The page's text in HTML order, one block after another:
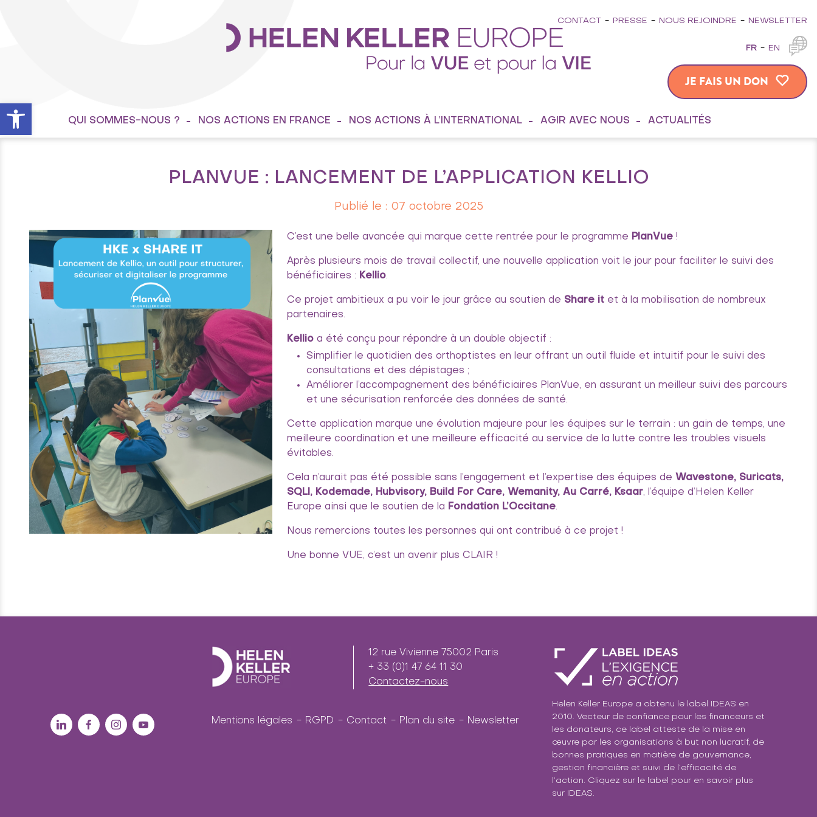
Ouvrir la barre d’outils
CONTACT PRESSE NOUS REJOINDRE NEWSLETTER
FR EN
JE FAIS UN DON
QUI SOMMES-NOUS ? NOS ACTIONS EN FRANCE NOS ACTIONS À L’INTERNATIONAL AGIR AVEC NOUS ACTUALITÉS
PLANVUE : LANCEMENT DE L’APPLICATION KELLIO
Publié le : 07 octobre 2025
C’est une belle avancée qui marque cette rentrée pour le programme PlanVue !
Après plusieurs mois de travail collectif, une nouvelle application voit le jour pour faciliter le suivi des
bénéficiaires : Kellio.
Ce projet ambitieux a pu voir le jour grâce au soutien de Share it et à la mobilisation de nombreux
partenaires.
Kellio a été conçu pour répondre à un double objectif :
Simplifier le quotidien des orthoptistes en leur offrant un outil fluide et intuitif pour le suivi des
consultations et des dépistages ;
Améliorer l’accompagnement des bénéficiaires PlanVue, en assurant un meilleur suivi des parcours
et une sécurisation renforcée des données de santé.
Cette application marque une évolution majeure pour les équipes sur le terrain : un gain de temps, une
meilleure coordination et une meilleure efficacité au service de la lutte contre les troubles visuels
évitables.
Cela n’aurait pas été possible sans l’engagement et l’expertise des équipes de Wavestone, Suricats,
SQLI, Kodemade, Hubvisory, Build For Care, Wemanity, Au Carré, Ksaar, l’équipe d’Helen Keller
Europe ainsi que le soutien de la Fondation L’Occitane.
Nous remercions toutes les personnes qui ont contribué à ce projet !
Une bonne VUE, c’est un avenir plus CLAIR !
12 rue Vivienne 75002 Paris
+ 33 (0)1 47 64 11 30
Contactez-nous
Mentions légales RGPD Contact Plan du site Newsletter
Helen Keller Europe a obtenu le label IDEAS en
2010. Vecteur de confiance pour les financeurs et
les donateurs, ce label atteste de la mise en
œuvre par les organisations à but non lucratif, de
bonnes pratiques en matière de gouvernance,
gestion financière et suivi de l’efficacité de
l’action. Cliquez sur le label pour en savoir plus
sur IDEAS.